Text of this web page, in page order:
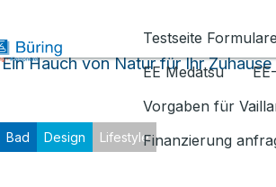
Testseite Formulare
EE Medatsu
Vorgaben für
Finanzierung
Ein Hauch von Natur für Ihr Zuhause
Bad Design Lifestyle